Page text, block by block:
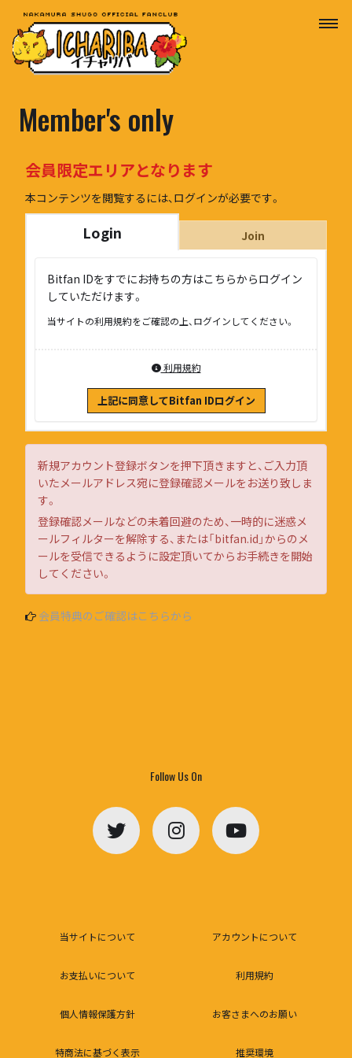
Member's only
会員限定エリアとなります
本コンテンツを閲覧するには、ログインが必要です。
Login Join
Bitfan IDをすでにお持ちの方はこちらからログイン
していただけます。
当サイトの利用規約をご確認の上、ログインしてください。
利用規約
上記に同意してBitfan IDログイン
新規アカウント登録ボタンを押下頂きますと、ご入力頂
いたメールアドレス宛に登録確認メールをお送り致しま
す。
登録確認メールなどの未着回避のため、一時的に迷惑メ
ールフィルターを解除する、または「bitfan.id」からのメ
ールを受信できるように設定頂いてからお手続きを開始
してください。
会員特典のご確認はこちらから
Follow Us On
当サイトについて アカウントについて
お支払いについて 利用規約
個人情報保護方針 お客さまへのお願い
特商法に基づく表示 推奨環境